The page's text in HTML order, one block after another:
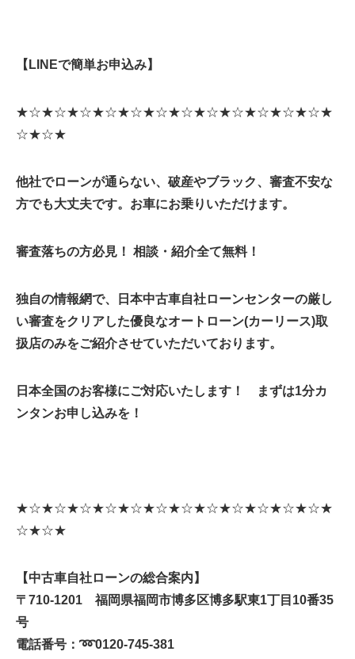
【LINEで簡単お申込み】
★☆★☆★☆★☆★☆★☆★☆★☆★☆★☆★☆★☆★
☆★☆★
他社でローンが通らない、破産やブラック、審査不安な
方でも大丈夫です。お車にお乗りいただけます。
審査落ちの方必見！ 相談・紹介全て無料！
独自の情報網で、日本中古車自社ローンセンターの厳し
い審査をクリアした優良なオートローン(カーリース)取
扱店のみをご紹介させていただいております。
日本全国のお客様にご対応いたします！ まずは1分カ
ンタンお申し込みを！
★☆★☆★☆★☆★☆★☆★☆★☆★☆★☆★☆★☆★
☆★☆★
【中古車自社ローンの総合案内】
〒710-1201 福岡県福岡市博多区博多駅東1丁目10番35
号
電話番号： ➿0120-745-381